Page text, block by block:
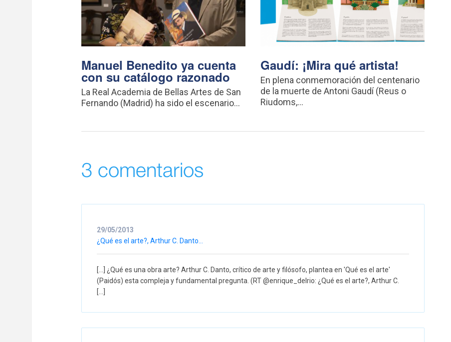
Manuel Benedito ya cuenta
con su catálogo razonado
La Real Academia de Bellas Artes de San
Fernando (Madrid) ha sido el escenario...
Gaudí: ¡Mira qué artista!
En plena conmemoración del centenario
de la muerte de Antoni Gaudí (Reus o
Riudoms,...
3 comentarios
29/05/2013
¿Qué es el arte?, Arthur C. Danto...
[...] ¿Qué es una obra arte? Arthur C. Danto, crítico de arte y filósofo, plantea en 'Qué es el arte'
(Paidós) esta compleja y fundamental pregunta. (RT @enrique_delrio: ¿Qué es el arte?, Arthur C.
[...]